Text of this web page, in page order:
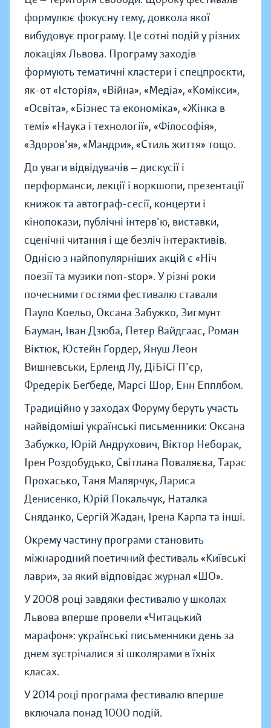
формулює фокусну тему, довкола якої
вибудовує програму. Це сотні подій у різних
локаціях Львова. Програму заходів
формують тематичні кластери і спецпроєкти,
як-от «Історія», «Війна», «Медіа», «Комікси»,
«Освіта», «Бізнес та економіка», «Жінка в
темі» «Наука і технології», «Філософія»,
«Здоров'я», «Мандри», «Стиль життя» тощо.
До уваги відвідувачів — дискусії і
перформанси, лекції і воркшопи, презентації
книжок та автограф-сесії, концерти і
кінопокази, публічні інтерв'ю, виставки,
сценічні читання і ще безліч інтерактивів.
Однією з найпопулярніших акцій є «Ніч
поезії та музики non-stop». У різні роки
почесними гостями фестивалю ставали
Пауло Коельо, Оксана Забужко, Зигмунт
Бауман, Іван Дзюба, Петер Вайдгаас, Роман
Віктюк, Юстейн Ґордер, Януш Леон
Вишневськи, Ерленд Лу, ДіБіСі П'єр,
Фредерік Беґбеде, Марсі Шор, Енн Епплбом.
Традиційно у заходах Форуму беруть участь
найвідоміші українські письменники: Оксана
Забужко, Юрій Андрухович, Віктор Неборак,
Ірен Роздобудько, Світлана Поваляєва, Тарас
Прохасько, Таня Малярчук, Лариса
Денисенко, Юрій Покальчук, Наталка
Сняданко, Сергій Жадан, Ірена Карпа та інші.
Окрему частину програми становить
міжнародний поетичний фестиваль «Київські
лаври», за який відповідає журнал «ШО».
У 2008 році завдяки фестивалю у школах
Львова вперше провели «Читацький
марафон»: українські письменники день за
днем зустрічалися зі школярами в їхніх
класах.
У 2014 році програма фестивалю вперше
включала понад 1000 подій.